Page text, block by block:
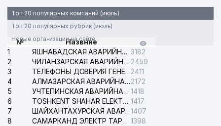
Топ 20 популярных компаний (июль)
Топ 20 популярных рубрик (июль)
Новые организации на сайте
№
Назвние
1
ЯШНАБАДСКАЯ АВАРИЙНАЯ СЛУЖБА ЭЛЕКТРОСЕТИ 3182
2
ЧИЛАНЗАРСКАЯ АВАРИЙНАЯ СЛУЖБА ЭЛЕКТРОСЕТИ 2459
3
ТЕЛЕФОНЫ ДОВЕРИЯ ГЕНЕРАЛЬНОЙ ПРОКУРАТУРЫ РЕСПУБЛИКИ УЗБЕКИСТАН2411
4
АЛМАЗАРСКАЯ АВАРИЙНАЯ СЛУЖБА ЭЛЕКТРОСЕТИ2172
5
УЧТЕПИНСКАЯ АВАРИЙНАЯ СЛУЖБА ЭЛЕКТРОСЕТИ 1418
6
TOSHKENT SHAHAR ELEKTR TARMOQLARI KORXONASI АО 1417
7
ШАЙХАНТАХУРСКАЯ АВАРИЙНАЯ СЛУЖБА ЭЛЕКТРОСЕТИ1407
8
САМАРКАНД ЭЛЕКТР ТАРМОКЛАРИ АО 1398